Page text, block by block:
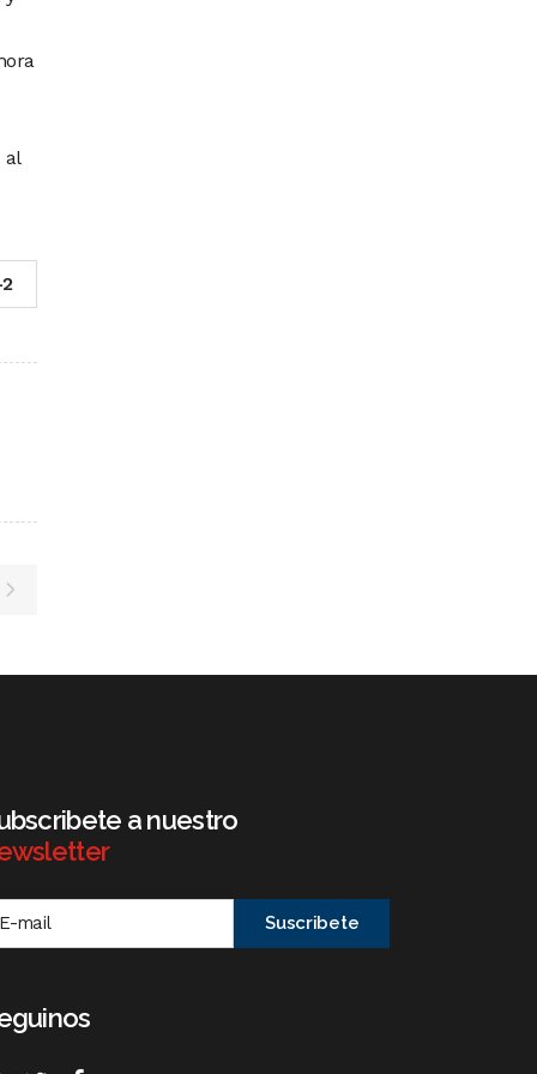
al
a nuestro